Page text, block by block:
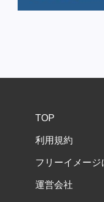
TOP
利用規約
フリーイメージ
運営会社